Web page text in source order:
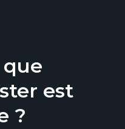
que
est
?